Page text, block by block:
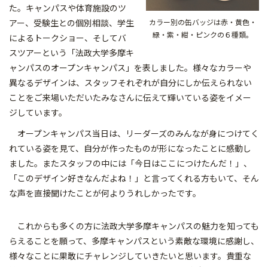
カラー別の缶バッジは赤・黄色・
緑・紫・紺・ピンクの６種類。
た。キャンパスや体育施設のツ
アー、受験生との個別相談、学生
によるトークショー、そしてバ
スツアーという「法政大学多摩キ
ャンパスのオープンキャンパス」を表しました。様々なカラーや
異なるデザインは、スタッフそれぞれが自分にしか伝えられない
ことをご来場いただいたみなさんに伝えて輝いている姿をイメー
ジしています。
オープンキャンパス当日は、リーダーズのみんなが身につけてく
れている姿を見て、自分が作ったものが形になったことに感動し
ました。またスタッフの中には「今日はここにつけたんだ！」、
「このデザイン好きなんだよね！」と言ってくれる方もいて、そん
な声を直接聞けたことが何よりうれしかったです。
これからも多くの方に法政大学多摩キャンパスの魅力を知っても
らえることを願って、多摩キャンパスという素敵な環境に感謝し、
様々なことに果敢にチャレンジしていきたいと思います。貴重な